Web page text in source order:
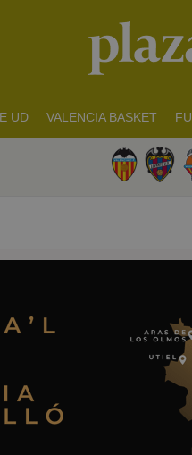
UD VALENCIA BASKET